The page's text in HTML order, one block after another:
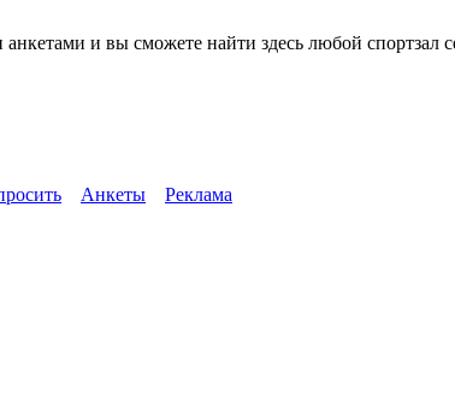
и вы сможете найти здесь любой спортзал
Анкеты Реклама